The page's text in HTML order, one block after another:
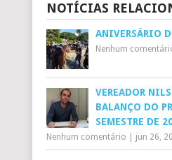
NOTÍCIAS
ANIVERSÁRIO
Nenhum
VEREADOR
BALANÇO DO
SEMESTRE DE
Nenhum comentário jun 26,